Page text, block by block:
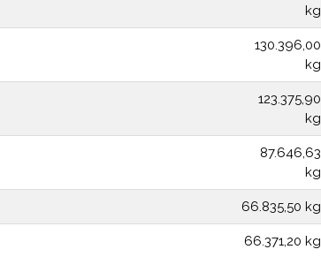
kg
130.396,00
kg
123.375,90
kg
87.646,63
kg
66.835,50 kg
66.371,20 kg